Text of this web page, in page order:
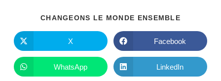
CHANGEONS LE MONDE ENSEMBLE
CONTENU
Ouvrir
dans
une
autre
fenêtre
X
Ouvrir
dans
une
autre
fenêtre
Facebook
Ouvrir
dans
WhatsApp
Ouvrir
dans
LinkedIn